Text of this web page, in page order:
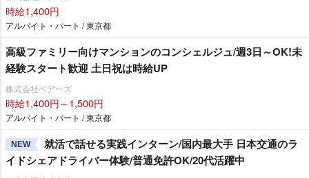
時給1,400円
アルバイト・パート / 東京都
高級ファミリー向けマンションのコンシェルジュ/週3日～OK!未
経験スタート歓迎 土日祝は時給UP
株式会社ベアーズ
時給1,400円～1,500円
アルバイト・パート / 東京都
NEW
就活で話せる実践インターン/国内最大手 日本交通のラ
イドシェアドライバー体験/普通免許OK/20代活躍中